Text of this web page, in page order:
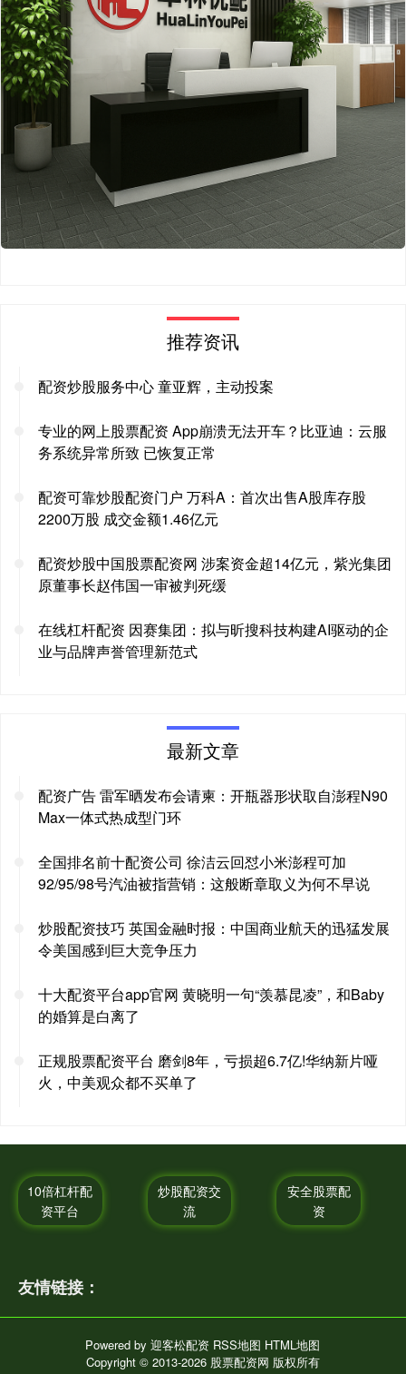
推荐资讯
配资炒股服务中心 童亚辉，主动投案
专业的网上股票配资 App崩溃无法开车？比亚迪：云服
务系统异常所致 已恢复正常
配资可靠炒股配资门户 万科A：首次出售A股库存股
2200万股 成交金额1.46亿元
配资炒股中国股票配资网 涉案资金超14亿元，紫光集团
原董事长赵伟国一审被判死缓
在线杠杆配资 因赛集团：拟与昕搜科技构建AI驱动的企
业与品牌声誉管理新范式
最新文章
配资广告 雷军晒发布会请柬：开瓶器形状取自澎程N90
Max一体式热成型门环
全国排名前十配资公司 徐洁云回怼小米澎程可加
92/95/98号汽油被指营销：这般断章取义为何不早说
炒股配资技巧 英国金融时报：中国商业航天的迅猛发展
令美国感到巨大竞争压力
十大配资平台app官网 黄晓明一句“羡慕昆凌”，和Baby
的婚算是白离了
正规股票配资平台 磨剑8年，亏损超6.7亿!华纳新片哑
火，中美观众都不买单了
10倍杠杆配
资平台
炒股配资交
流
安全股票配
资
友情链接：
Powered by迎客松配资 RSS地图 HTML地图
Copyright © 2013-2026 股票配资网 版权所有